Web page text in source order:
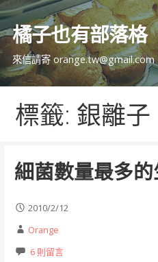
跳
主
內
橘子也有部落格
來信請寄 orange.tw@gmail.com
標籤: 銀離子
細菌數量最多
2010/2/12
Orange
6 則留言